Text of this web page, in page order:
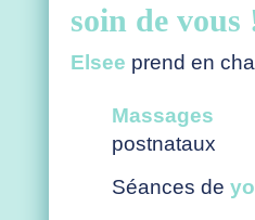
soin de vous
Elsee prend en
Massages
postnataux
Séances de